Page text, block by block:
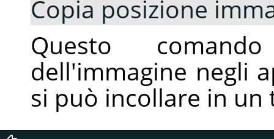
Copia posizione
Questo
dell'immagine negli
si può incollare in un